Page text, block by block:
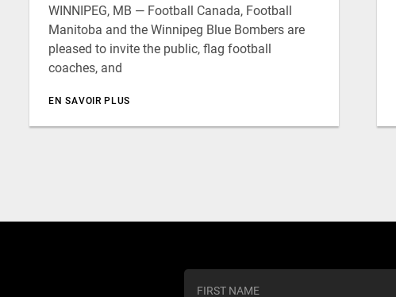
WINNIPEG, MB — Football Canada, Football
Manitoba and the Winnipeg Blue Bombers are
pleased to invite the public, flag football
coaches, and
EN SAVOIR PLUS